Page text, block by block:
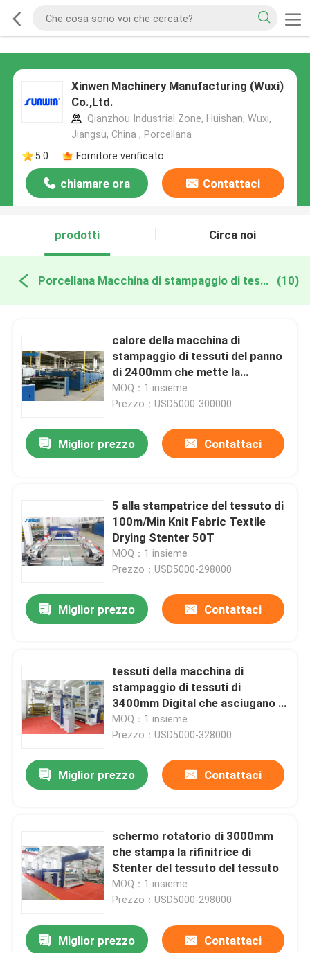
Xinwen Machinery Manufacturing (Wuxi)
Co.,Ltd.
Qianzhou Industrial Zone, Huishan, Wuxi,
Jiangsu, China , Porcellana
5.0
Fornitore verificato
chiamare ora Contattaci
prodotti Circa noi
Porcellana Macchina di stampaggio di tessuti (10)
calore della macchina di
stampaggio di tessuti del panno
di 2400mm che mette la
macchina di finitura 50hz di
Stenter
MOQ：1 insieme
Prezzo：USD5000-300000
Miglior prezzo Contattaci
5 alla stampatrice del tessuto di
100m/Min Knit Fabric Textile
Drying Stenter 50T
MOQ：1 insieme
Prezzo：USD5000-298000
Miglior prezzo Contattaci
tessuti della macchina di
stampaggio di tessuti di
3400mm Digital che asciugano la
struttura 100m/Min dello
stenditoio
MOQ：1 insieme
Prezzo：USD5000-328000
Miglior prezzo Contattaci
schermo rotatorio di 3000mm
che stampa la rifinitrice di
Stenter del tessuto del tessuto
MOQ：1 insieme
Prezzo：USD5000-298000
Miglior prezzo Contattaci